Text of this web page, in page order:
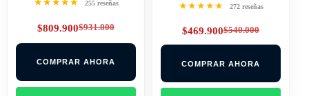
★★★★★ 255 reseñas
$931.000
Original
price
$931.000.
$809.900Current
price
$809.900.
COMPRAR AHORA
★★★★★ 272 reseñas
$540.000
Original
price
$540.000.
$469.900Current
price
$469.900.
COMPRAR AHORA